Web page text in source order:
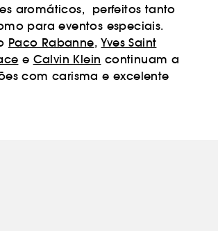
aromáticos, perfeitos tanto
para eventos especiais.
Paco Rabanne,Yves Saint
e Calvin Klein continuam a
com carisma e excelente